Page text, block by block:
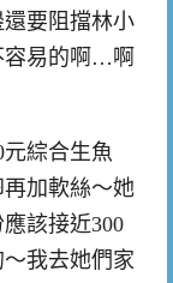
要阻擋林小
容易的啊…啊
綜合生魚
加軟絲～她
該接近300
我去她們家